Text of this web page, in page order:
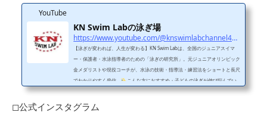
YouTube
KN Swim Labの泳ぎ場
https://www.youtube.com/@knswimlabchannel4455
【泳ぎが変われば、人生が変わる】KN Swim Labは、全国のジュニアスイマ
ー・保護者・水泳指導者のための「泳ぎの研究所」。元ジュニアオリンピック
金メダリストや現役コーチが、水泳の技術・指導法・練習法をショートと長尺
でわかりやすく発信。
こんな方におすすめ・子どもの泳ぎが伸び悩んでい
る・フォームをきれいにしたい・コーチの指導に悩んでいる・水泳に関わるす
ンのビフォーアフター・元メダリストのワンポイントアドバイス
◻︎公式インスタグラム